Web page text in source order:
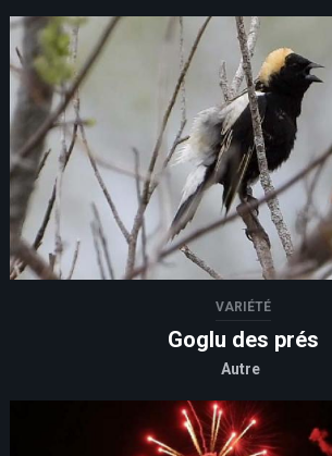
VARIÉTÉ
Goglu des prés
Autre